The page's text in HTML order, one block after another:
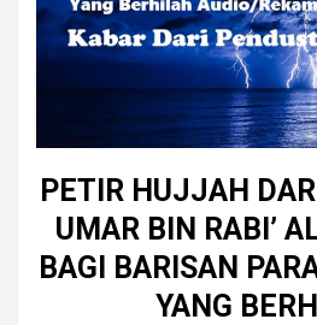
PETIR HUJJAH
UMAR BIN RABI’
BAGI BARISAN
YANG